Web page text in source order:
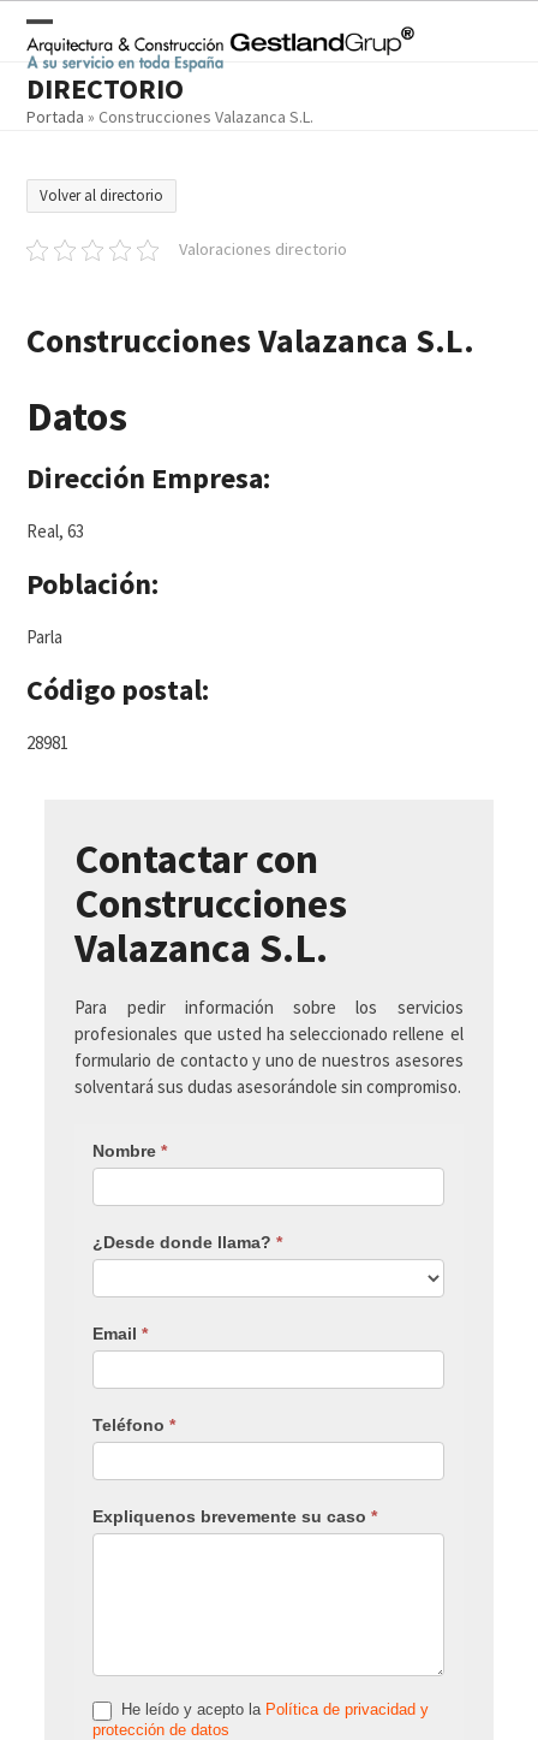
contentOpen
mobile
menu
Close
mobile
menu
DIRECTORIO
Portada » Construcciones Valazanca S.L.
Volver al directorio
Valoraciones directorio
Construcciones Valazanca S.L.
Datos
Dirección Empresa:
Real, 63
Población:
Parla
Código postal:
28981
Contactar con
Construcciones
Valazanca S.L.
Para pedir información sobre los servicios
profesionales que usted ha seleccionado rellene el
formulario de contacto y uno de nuestros asesores
solventará sus dudas asesorándole sin compromiso.
Nombre*
¿Desde donde llama?*
Email*
Teléfono*
Expliquenos brevemente su caso*
He leído y acepto la Política de privacidad y
protección de datos